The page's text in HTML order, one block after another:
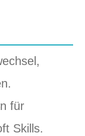
für
Skills.